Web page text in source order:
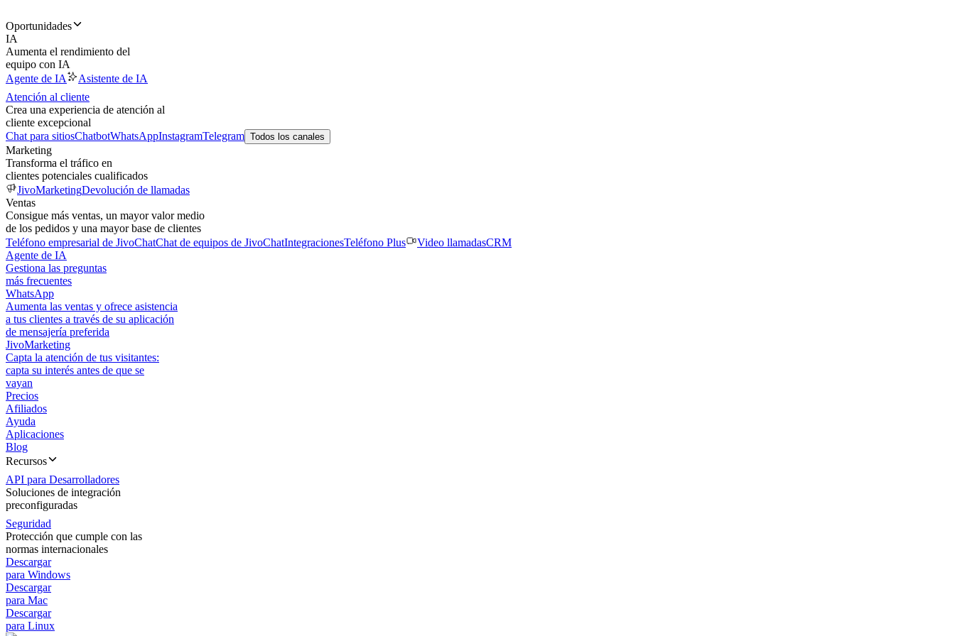
Oportunidades
IA
Aumenta el rendimiento del
equipo con IA
Agente de IA
Asistente de IA
Atención al cliente
Crea una experiencia de atención al
cliente excepcional
Chat para sitiosChatbotWhatsAppInstagramTelegram Todos los canales
Marketing
Transforma el tráfico en
clientes potenciales cualificados
JivoMarketingDevolución de llamadas
Ventas
Consigue más ventas, un mayor valor medio
de los pedidos y una mayor base de clientes
Teléfono empresarial de JivoChatChat de equipos de JivoChatIntegracionesTeléfono Plus Video llamadasCRM
Agente de IA
Gestiona las preguntas
más frecuentes
WhatsApp
Aumenta las ventas y ofrece asistencia
a tus clientes a través de su aplicación
de mensajería preferida
JivoMarketing
Capta la atención de tus visitantes:
capta su interés antes de que se
vayan
Precios
Afiliados
Ayuda
Aplicaciones
Blog
Recursos
API para Desarrolladores
Soluciones de integración
preconfiguradas
Seguridad
Protección que cumple con las
normas internacionales
Descargar
para Windows
Descargar
para Mac
Descargar
para Linux